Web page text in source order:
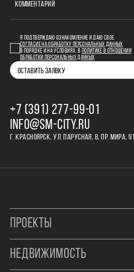
КОММЕНТАРИЙ
Я ПОДТВЕРЖДАЮ ОЗНАКОМЛЕНИЕ И ДАЮ СВОЕ
СОГЛАСИЕ НА ОБРАБОТКУ ПЕРСОНАЛЬНЫХ ДАННЫХ
В ПОРЯДКЕ И НА УСЛОВИЯХ, В
ПОЛИТИКЕ В ОТНОШЕНИИ
ОБРАБОТКИ ПЕРСОНАЛЬНЫХ ДАННЫХ
ОСТАВИТЬ ЗАЯВКУ
+7 (391) 277‒99‒01
INFO@SM-CITY.RU
Г. КРАСНОЯРСК, УЛ. ПАРУСНАЯ, 8, ПР. МИРА, 91
ПРОЕКТЫ
НЕДВИЖИМОСТЬ